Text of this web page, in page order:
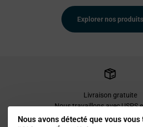
Explorer nos produits
Livraison gratuite
Nous travaillons avec USPS
pour une livraison en 3 à 7
Nous avons détecté que vous